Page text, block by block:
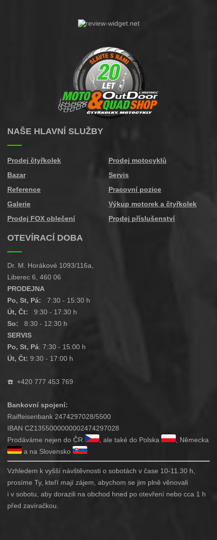
NAŠE HLAVNÍ SLUŽBY
Prodej čtyřkolek
Prodej motocyklů
Bazar
Servis
Reference
Pracovní pozice
Galerie
Výkup motorek a čtyřkolek
Prodej FOX oblečení
Prodej příslušenství
OTEVÍRACÍ DOBA
Dr. M. Horákové 1093/116a,
Liberec 6, 460 06
PRODEJNA
Po, St, Pá:
7:30 - 15:30 h
Út, Čt: 9:30 - 17:30 h
So: 8:30 - 12:30 h
SERVIS
Po, St, Pá: 7:30 - 15:00 h
Út, Čt: 9:30 - 17:00 h
☎️ +420 777 453 769
Bankovní spojení:
Raiffeisenbank 2474297028/5500
IBAN CZ1355000000002474297028
Prodáváme nejen do ČR
, ale také do Polska
, Německa
a na Slovensko
Vzhledem k vyšší návštěvnosti o sobotách v čase 10-11.30 h,
prosíme Ty, kteří mají zájem, abychom se jim plně věnovali
i v sobotu, aby dorazili na obchod hned po otevření nebo cca 1 h
před zavíračkou.